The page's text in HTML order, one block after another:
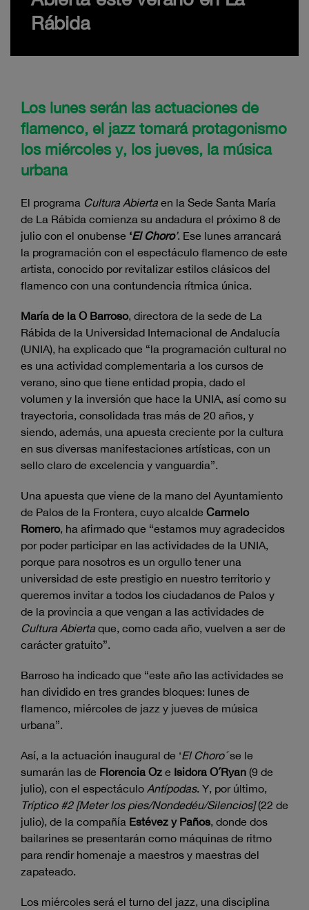
Rábida
Los lunes serán las actuaciones de
flamenco, el jazz tomará protagonismo
los miércoles y, los jueves, la música
urbana
El programa Cultura Abierta en la Sede Santa María
de La Rábida comienza su andadura el próximo 8 de
julio con el onubense ‘El Choro’. Ese lunes arrancará
la programación con el espectáculo flamenco de este
artista, conocido por revitalizar estilos clásicos del
flamenco con una contundencia rítmica única.
María de la O Barroso, directora de la sede de La
Rábida de la Universidad Internacional de Andalucía
(UNIA), ha explicado que “la programación cultural no
es una actividad complementaria a los cursos de
verano, sino que tiene entidad propia, dado el
volumen y la inversión que hace la UNIA, así como su
trayectoria, consolidada tras más de 20 años, y
siendo, además, una apuesta creciente por la cultura
en sus diversas manifestaciones artísticas, con un
sello claro de excelencia y vanguardia”.
Una apuesta que viene de la mano del Ayuntamiento
de Palos de la Frontera, cuyo alcalde Carmelo
Romero, ha afirmado que “estamos muy agradecidos
por poder participar en las actividades de la UNIA,
porque para nosotros es un orgullo tener una
universidad de este prestigio en nuestro territorio y
queremos invitar a todos los ciudadanos de Palos y
de la provincia a que vengan a las actividades de
Cultura Abierta que, como cada año, vuelven a ser de
carácter gratuito”.
Barroso ha indicado que “este año las actividades se
han dividido en tres grandes bloques: lunes de
flamenco, miércoles de jazz y jueves de música
urbana”.
Así, a la actuación inaugural de ‘El Choro´se le
sumarán las de Florencia Oz e Isidora O´Ryan (9 de
julio), con el espectáculo Antípodas. Y, por último,
Tríptico #2 [Meter los pies/Nondedéu/Silencios](22 de
julio), de la compañía Estévez y Paños, donde dos
bailarines se presentarán como máquinas de ritmo
para rendir homenaje a maestros y maestras del
zapateado.
Los miércoles será el turno del jazz, una disciplina